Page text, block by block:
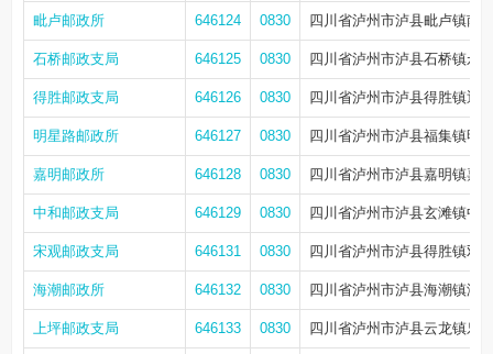
毗卢邮政所 646124 0830 四川省泸州市泸县毗卢镇南
石桥邮政支局 646125 0830 四川省泸州市泸县石桥镇永
得胜邮政支局 646126 0830 四川省泸州市泸县得胜镇迎
明星路邮政所 646127 0830 四川省泸州市泸县福集镇明
嘉明邮政所 646128 0830 四川省泸州市泸县嘉明镇嘉
中和邮政支局 646129 0830 四川省泸州市泸县玄滩镇中
宋观邮政支局 646131 0830 四川省泸州市泸县得胜镇双
海潮邮政所 646132 0830 四川省泸州市泸县海潮镇海
上坪邮政支局 646133 0830 四川省泸州市泸县云龙镇乐